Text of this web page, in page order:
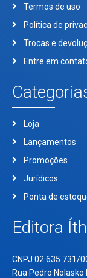
Termos de uso
Política de
Trocas e
Entre em
Loja
Lançamentos
Promoções
Jurídicos
Ponta de
Editora
CNPJ 02.635.731/
Rua Pedro Nolasko